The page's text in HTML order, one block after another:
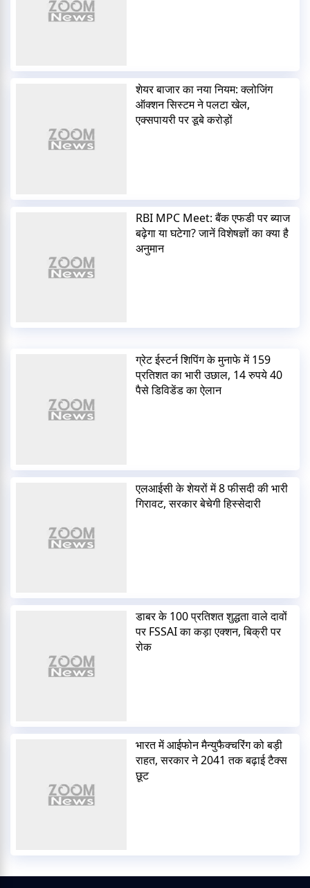
शेयर बाजार का नया नियम: क्लोजिंग
ऑक्शन सिस्टम ने पलटा खेल,
एक्सपायरी पर डूबे करोड़ों
RBI MPC Meet: बैंक एफडी पर ब्याज
बढ़ेगा या घटेगा? जानें विशेषज्ञों का क्या है
अनुमान
ग्रेट ईस्टर्न शिपिंग के मुनाफे में 159
प्रतिशत का भारी उछाल, 14 रुपये 40
पैसे डिविडेंड का ऐलान
एलआईसी के शेयरों में 8 फीसदी की भारी
गिरावट, सरकार बेचेगी हिस्सेदारी
डाबर के 100 प्रतिशत शुद्धता वाले दावों
पर FSSAI का कड़ा एक्शन, बिक्री पर
रोक
भारत में आईफोन मैन्युफैक्चरिंग को बड़ी
राहत, सरकार ने 2041 तक बढ़ाई टैक्स
छूट